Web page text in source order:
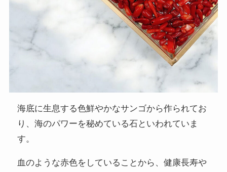
海底に生息する色鮮やかなサンゴから作られてお
り、海のパワーを秘めている石といわれていま
す。
血のような赤色をしていることから、健康長寿や